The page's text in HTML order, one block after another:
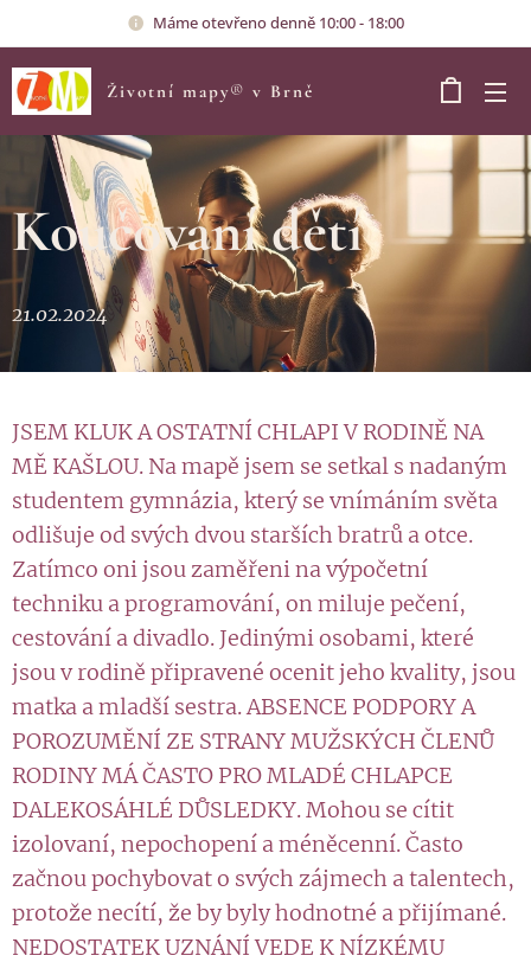
Máme otevřeno denně 10:00 - 18:00
Životní mapy® v Brně
Koučování dětí
21.02.2024
JSEM KLUK A OSTATNÍ CHLAPI V RODINĚ NA
MĚ KAŠLOU. Na mapě jsem se setkal s nadaným
studentem gymnázia, který se vnímáním světa
odlišuje od svých dvou starších bratrů a otce.
Zatímco oni jsou zaměřeni na výpočetní
techniku a programování, on miluje pečení,
cestování a divadlo. Jedinými osobami, které
jsou v rodině připravené ocenit jeho kvality, jsou
matka a mladší sestra. ABSENCE PODPORY A
POROZUMĚNÍ ZE STRANY MUŽSKÝCH ČLENŮ
RODINY MÁ ČASTO PRO MLADÉ CHLAPCE
DALEKOSÁHLÉ DŮSLEDKY. Mohou se cítit
izolovaní, nepochopení a méněcenní. Často
začnou pochybovat o svých zájmech a talentech,
protože necítí, že by byly hodnotné a přijímané.
NEDOSTATEK UZNÁNÍ VEDE K NÍZKÉMU